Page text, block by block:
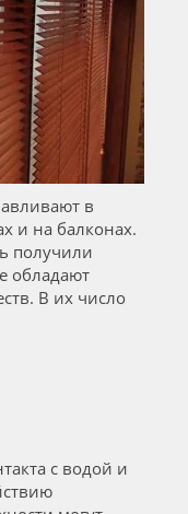
в
и на балконах.
получили
обладают
В их число
с водой и